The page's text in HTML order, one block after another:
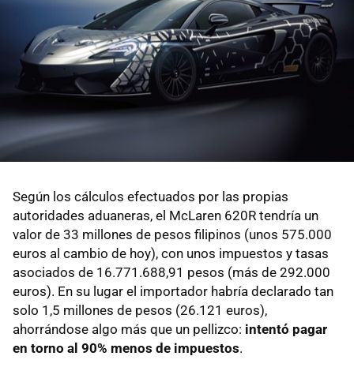
Según los cálculos efectuados por las propias
autoridades aduaneras, el McLaren 620R tendría un
valor de 33 millones de pesos filipinos (unos 575.000
euros al cambio de hoy), con unos impuestos y tasas
asociados de 16.771.688,91 pesos (más de 292.000
euros). En su lugar el importador habría declarado tan
solo 1,5 millones de pesos (26.121 euros),
ahorrándose algo más que un pellizco: intentó pagar
en torno al 90% menos de impuestos.